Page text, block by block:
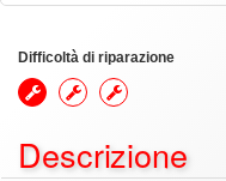
Difficoltà di riparazione
Descrizione